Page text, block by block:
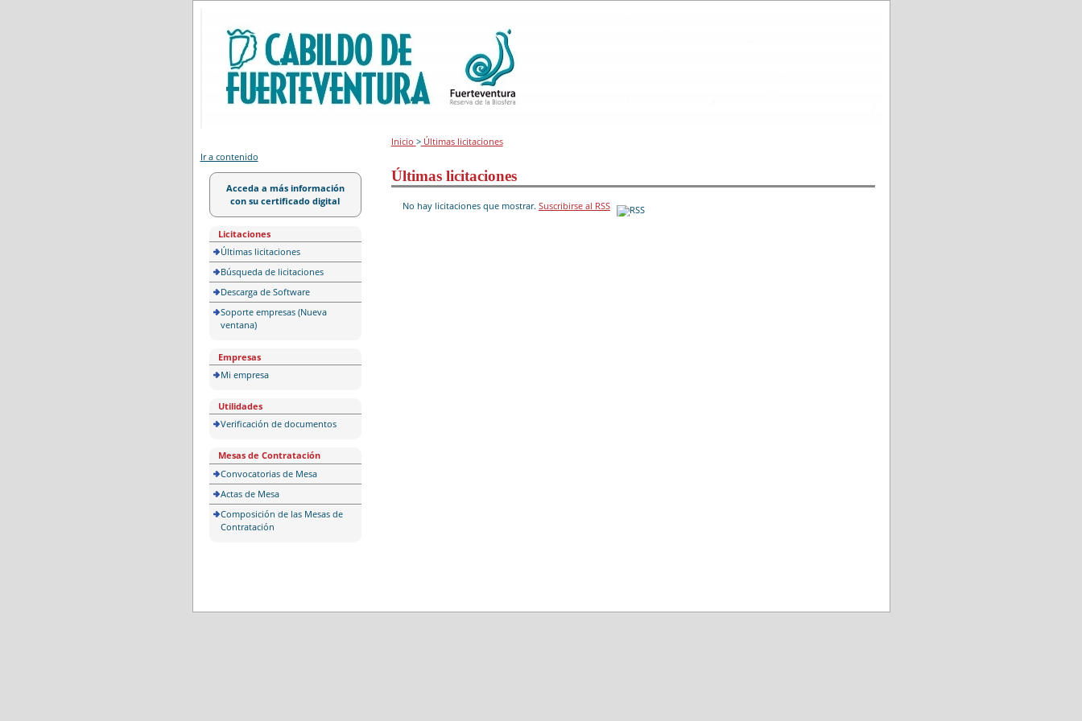
Ir a contenido
Acceda a más información
con su certificado digital
Licitaciones
Últimas licitaciones
Búsqueda de licitaciones
Descarga de Software
Soporte empresas (Nueva
ventana)
Empresas
Mi empresa
Utilidades
Verificación de documentos
Mesas de Contratación
Convocatorias de Mesa
Actas de Mesa
Composición de las Mesas de
Contratación
Inicio >Últimas licitaciones
Últimas licitaciones
No hay licitaciones que mostrar. Suscribirse al RSS